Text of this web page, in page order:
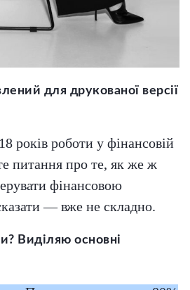
для друкованої версії
років роботи у фінансовій
питання про те, як же ж
фінансовою
— вже не складно.
Виділяю основні